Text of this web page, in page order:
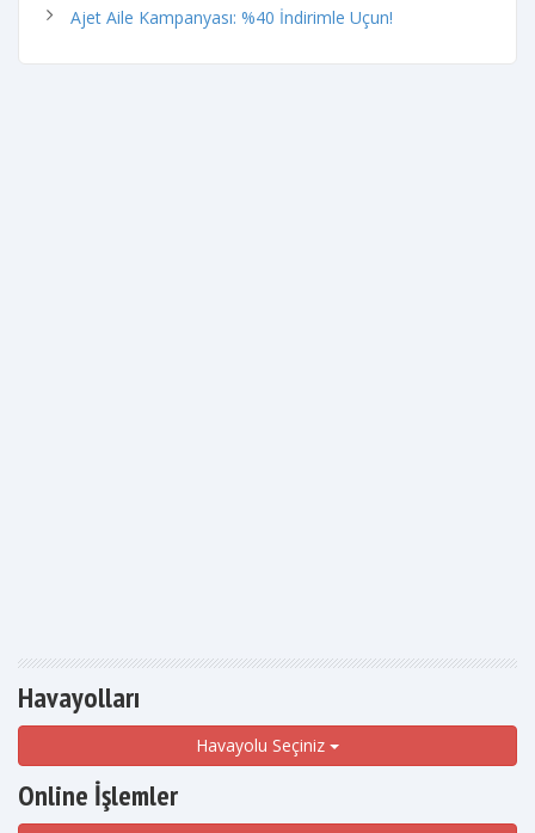
Ajet Aile Kampanyası: %40 İndirimle Uçun!
Havayolları
Havayolu Seçiniz
Online İşlemler